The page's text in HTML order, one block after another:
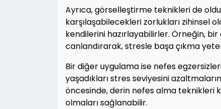
Ayrıca, görselleştirme teknikleri de
karşılaşabilecekleri zorlukları zihinsel
kendilerini hazırlayabilirler. Örneğin,
canlandırarak, stresle başa çıkma
Bir diğer uygulama ise nefes
yaşadıkları stres seviyesini
öncesinde, derin nefes alma teknikleri
olmaları sağlanabilir.